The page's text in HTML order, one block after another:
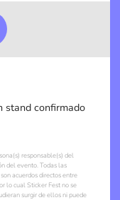
stand confirmado
responsable(s) del
del evento. Todas las
acuerdos directos entre
lo cual Sticker Fest no se
surgir de ellos ni puede